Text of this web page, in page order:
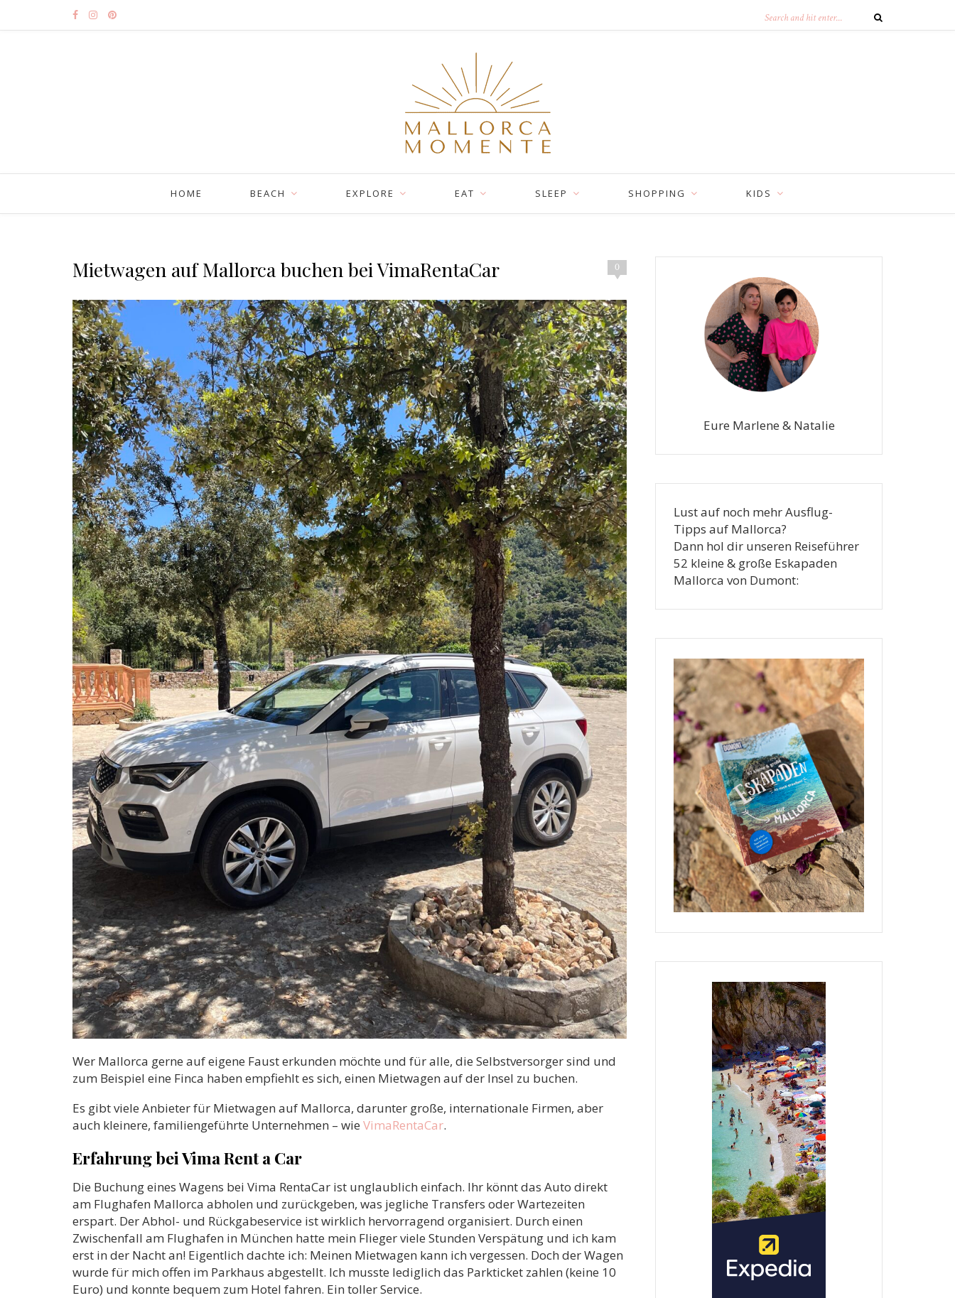
HOME BEACH EXPLORE EAT SLEEP SHOPPING KIDS
0
Mietwagen auf Mallorca buchen bei VimaRentaCar
Wer Mallorca gerne auf eigene Faust erkunden möchte und für alle, die Selbstversorger sind und
zum Beispiel eine Finca haben empfiehlt es sich, einen Mietwagen auf der Insel zu buchen.
Es gibt viele Anbieter für Mietwagen auf Mallorca, darunter große, internationale Firmen, aber
auch kleinere, familiengeführte Unternehmen – wie VimaRentaCar.
Erfahrung bei Vima Rent a Car
Die Buchung eines Wagens bei Vima RentaCar ist unglaublich einfach. Ihr könnt das Auto direkt
am Flughafen Mallorca abholen und zurückgeben, was jegliche Transfers oder Wartezeiten
erspart. Der Abhol- und Rückgabeservice ist wirklich hervorragend organisiert. Durch einen
Zwischenfall am Flughafen in München hatte mein Flieger viele Stunden Verspätung und ich kam
erst in der Nacht an! Eigentlich dachte ich: Meinen Mietwagen kann ich vergessen. Doch der Wagen
wurde für mich offen im Parkhaus abgestellt. Ich musste lediglich das Parkticket zahlen (keine 10
Euro) und konnte bequem zum Hotel fahren. Ein toller Service.
Eure Marlene & Natalie
Lust auf noch mehr Ausflug-
Tipps auf Mallorca?
Dann hol dir unseren Reiseführer
52 kleine & große Eskapaden
Mallorca von Dumont: